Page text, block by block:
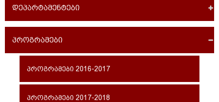
დეპარტამენტები
პროგრამები
პროგრამები 2016-2017
პროგრამები 2017-2018